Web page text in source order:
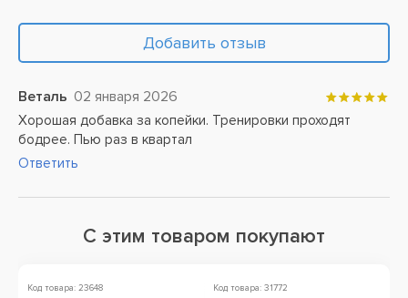
Добавить отзыв
Веталь 02 января 2026
Хорошая добавка за копейки. Тренировки проходят
бодрее. Пью раз в квартал
Ответить
С этим товаром покупают
Код товара: 23648 Код товара: 31772